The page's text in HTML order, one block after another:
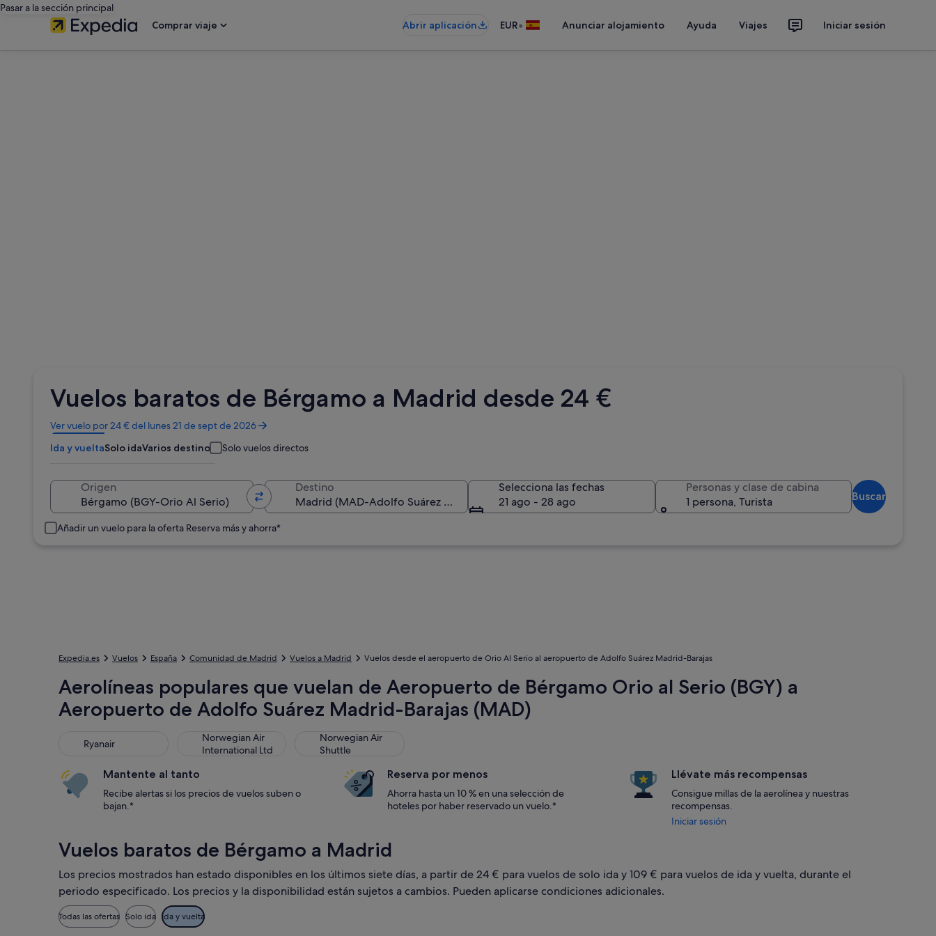
Pasar a la sección principal
Comprar viaje
Abrir aplicación EUR• Anunciar alojamiento Ayuda Viajes Iniciar sesión
Vuelos baratos de Bérgamo a Madrid desde 24 €
Ver vuelo por 24 € del lunes 21 de sept de 2026
Se
abre
en
nueva
Ida y vueltaSolo idaVarios destinos Solo vuelos directos
Origen Destino
Selecciona las fechas
21 ago - 28 ago
Personas y clase de cabina
1 persona, Turista
Buscar
Añadir un vuelo para la oferta Reserva más y ahorra*
Expedia.es Vuelos España Comunidad de Madrid Vuelos a Madrid Vuelos desde el aeropuerto de Orio Al Serio al aeropuerto de Adolfo Suárez Madrid-Barajas
Aerolíneas populares que vuelan de Aeropuerto de Bérgamo Orio al Serio (BGY) a
Aeropuerto de Adolfo Suárez Madrid-Barajas (MAD)
Ryanair
Ryanair
Norwegian Air
International Ltd
Norwegian Air International LtdNorwegian Air
Shuttle
Norwegian Air Shuttle
Mantente al tanto
Recibe alertas si los precios de vuelos suben o
bajan.*
Reserva por menos
Ahorra hasta un 10 % en una selección de
hoteles por haber reservado un vuelo.*
Llévate más recompensas
Consigue millas de la aerolínea y nuestras
recompensas.
Iniciar sesión
Vuelos baratos de Bérgamo a Madrid
Los precios mostrados han estado disponibles en los últimos siete días, a partir de 24 € para vuelos de solo ida y 109 € para vuelos de ida y vuelta, durante el
periodo especificado. Los precios y la disponibilidad están sujetos a cambios. Pueden aplicarse condiciones adicionales.
Todas las ofertas Solo ida Ida y vuelta